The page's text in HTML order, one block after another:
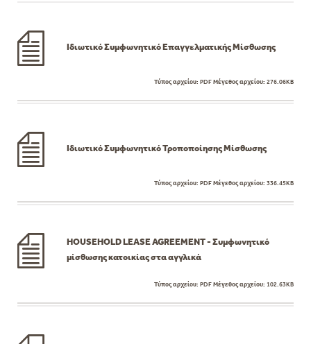
Ιδιωτικό Συμφωνητικό Επαγγελματικής Μίσθωσης
Τύπος αρχείου: PDFΜέγεθος αρχείου: 276.06KB
Ιδιωτικό Συμφωνητικό Τροποποίησης Μίσθωσης
Τύπος αρχείου: PDFΜέγεθος αρχείου: 336.45KB
HOUSEHOLD LEASE AGREEMENT - Συμφωνητικό
μίσθωσης κατοικίας στα αγγλικά
Τύπος αρχείου: PDFΜέγεθος αρχείου: 102.63KB